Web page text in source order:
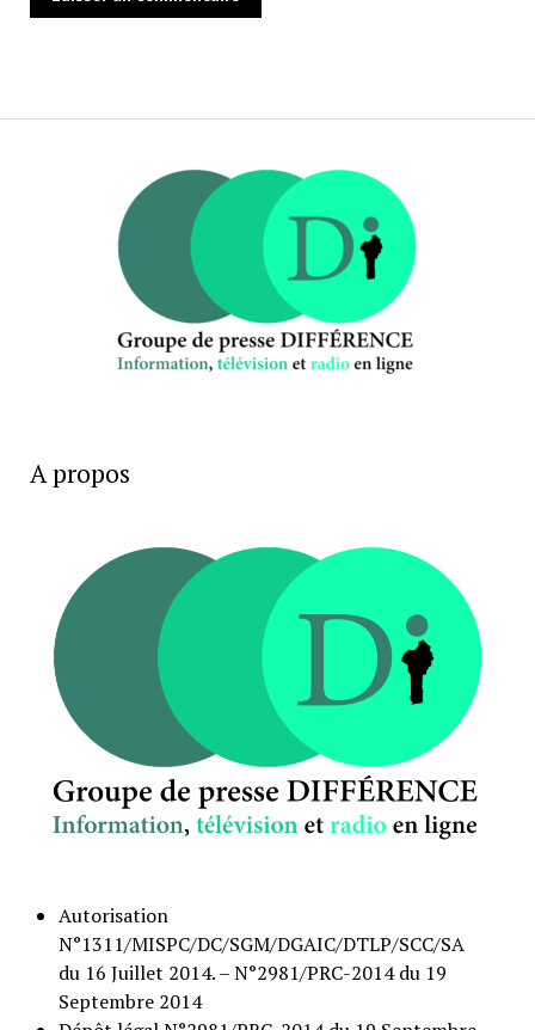
A propos
Autorisation
N°1311/MISPC/DC/SGM/DGAIC/DTLP/SCC/SA
du 16 Juillet 2014. – N°2981/PRC-2014 du 19
Septembre 2014